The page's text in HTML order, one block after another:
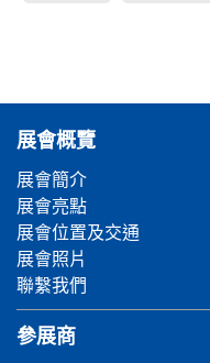
展會概覽
展會簡介
展會亮點
展會位置及交通
展會照片
聯繫我們
參展商